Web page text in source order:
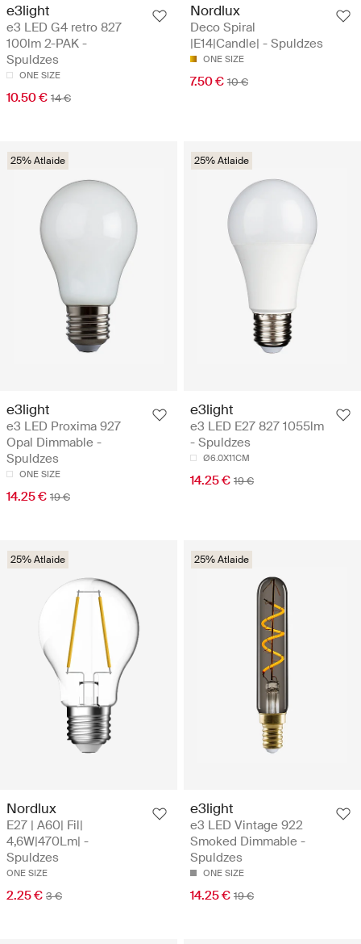
e3light
e3 LED G4 retro 827
100lm 2-PAK -
Spuldzes
ONE SIZE
10.50 € 14 €
Nordlux
Deco Spiral
|E14|Candle| - Spuldzes
ONE SIZE
7.50 € 10 €
25% Atlaide
e3light
e3 LED Proxima 927
Opal Dimmable -
Spuldzes
ONE SIZE
14.25 € 19 €
25% Atlaide
e3light
e3 LED E27 827 1055lm
- Spuldzes
Ø6.0X11CM
14.25 € 19 €
25% Atlaide
Nordlux
E27 | A60| Fil|
4,6W|470Lm| -
Spuldzes
ONE SIZE
2.25 € 3 €
25% Atlaide
e3light
e3 LED Vintage 922
Smoked Dimmable -
Spuldzes
ONE SIZE
14.25 € 19 €